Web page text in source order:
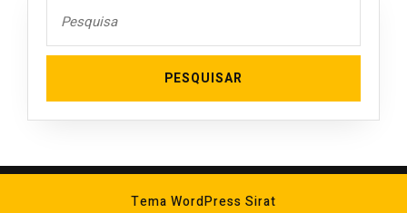
for:
Tema WordPress Sirat